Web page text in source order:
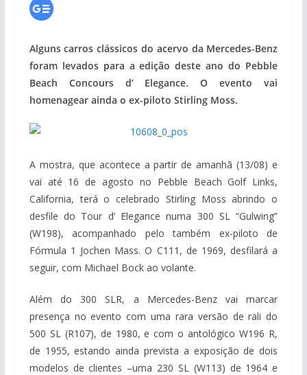
Alguns carros clássicos do acervo da Mercedes-Benz
foram levados para a edição deste ano do Pebble
Beach Concours d’ Elegance. O evento vai
homenagear ainda o ex-piloto Stirling Moss.
A mostra, que acontece a partir de amanhã (13/08) e
vai até 16 de agosto no Pebble Beach Golf Links,
California, terá o celebrado Stirling Moss abrindo o
desfile do Tour d’ Elegance numa 300 SL “Gulwing”
(W198), acompanhado pelo também ex-piloto de
Fórmula 1 Jochen Mass. O C111, de 1969, desfilará a
seguir, com Michael Bock ao volante.
Além do 300 SLR, a Mercedes-Benz vai marcar
presença no event­o com uma rara versão de rali do
500 SL (R107), de 1980, e com o antológico W196 R,
de 1955, estando ainda prevista a exposição de dois
modelos de clientes –uma 230 SL (W113) de 1964 e